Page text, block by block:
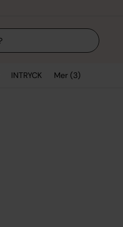
INTRYCK Mer (3)